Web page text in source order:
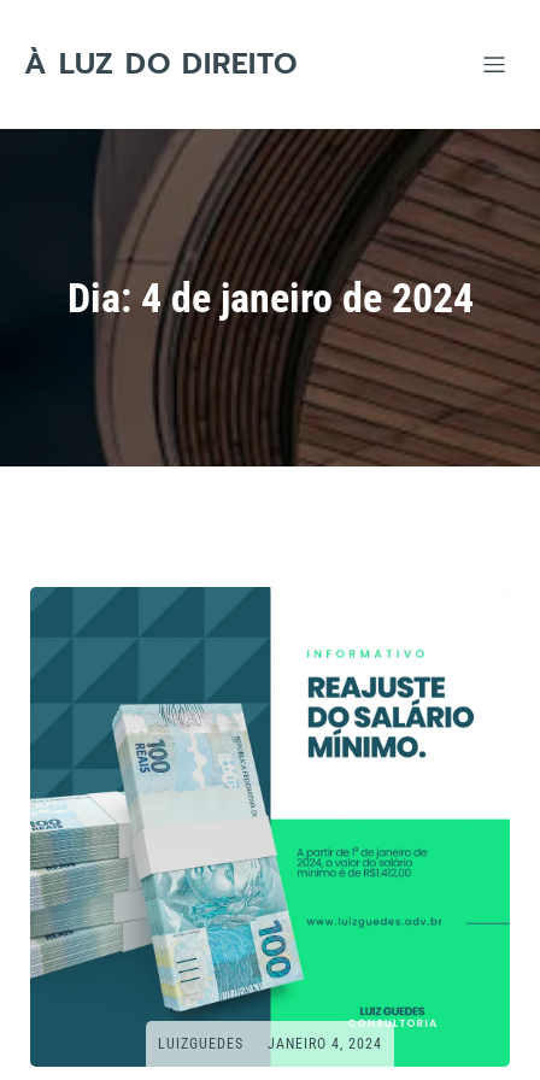
content
À LUZ DO DIREITO
Dia: 4 de janeiro de 2024
LUIZGUEDES JANEIRO 4, 2024